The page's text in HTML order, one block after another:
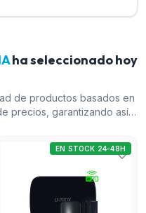
ha seleccionado hoy
de productos basados en
precios, garantizando así
es una opción completa y
de conectividad. El kit
una excelente opción
El detector PIRCAM de
áreas internas de manera
de doble PIR para
EN STOCK 24-48H